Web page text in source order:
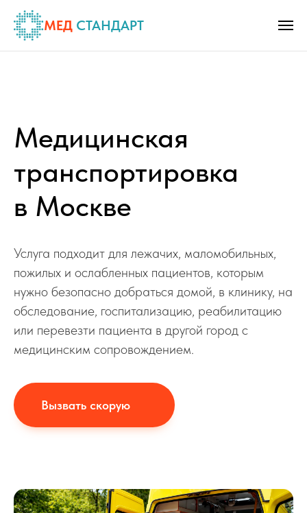
МЕД СТАНДАРТ
Медицинская
транспортировка
в Москве
Услуга подходит для лежачих, маломобильных,
пожилых и ослабленных пациентов, которым
нужно безопасно добраться домой, в клинику, на
обследование, госпитализацию, реабилитацию
или перевезти пациента в другой город с
медицинским сопровождением.
Вызвать скорую